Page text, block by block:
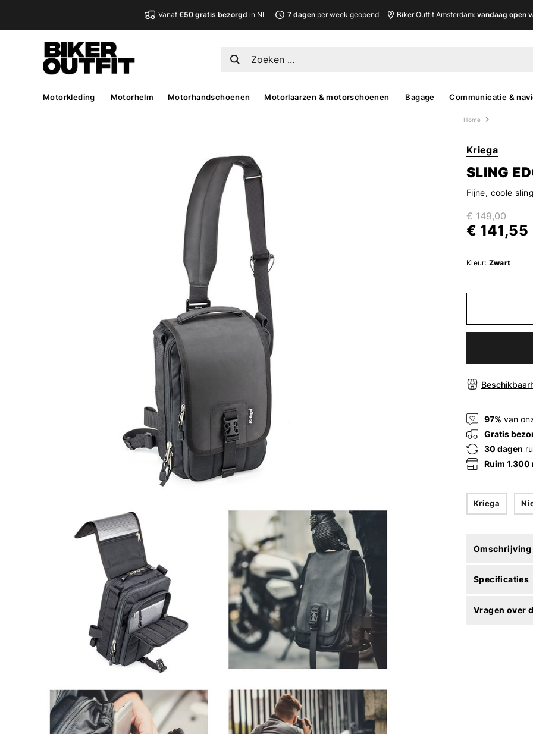
Vanaf€50 gratis bezorgd in NL 7 dagenper week geopend Biker Outfit Amsterdam: vandaag open
Motorkleding Motorhelm Motorhandschoenen Motorlaarzen & motorschoenen Bagage Communicatie &
Home
Kriega
SLING
Fijne, coole
€ 149,00
€ 141,55
Kleur: Zwart
97% van
Gratis
30 dagen
Ruim 1.300
Kriega
Omschrijving
Specificaties
Vragen over